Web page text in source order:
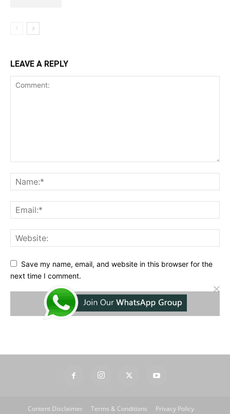
LEAVE A REPLY
Save my name, email, and website in this browser for the
next time I comment.
Content Disclaimer Terms & Conditions Privacy Policy